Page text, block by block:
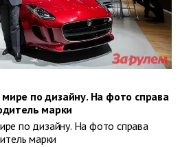
по дизайну. На фото справа
марки
по дизайну. На фото справа
марки